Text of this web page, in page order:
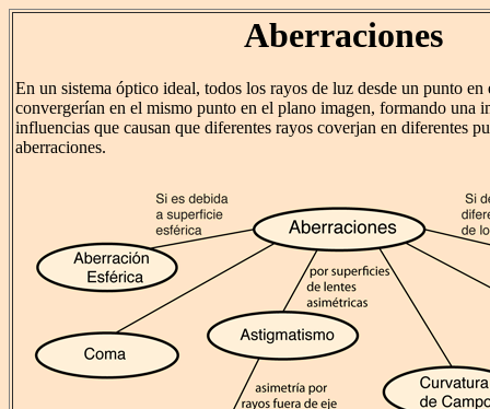
Aberraciones
En un sistema óptico ideal, todos los rayos de luz desde un punto
convergerían en el mismo punto en el plano imagen, formando una
influencias que causan que diferentes rayos coverjan en diferentes
aberraciones.